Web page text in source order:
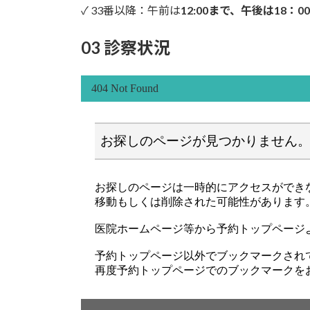
✓ 33番以降：午前は12:00まで、午後は18：
03 診察状況